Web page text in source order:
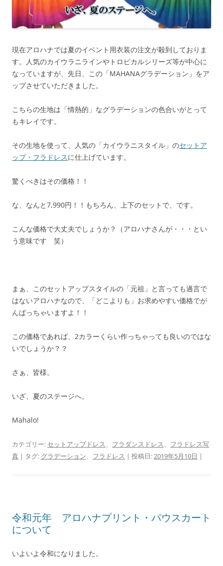
現在アロハナでは夏のイベント用衣装の注文が殺到しておりま
す。人気のカイウラニラインやトロピカルシリーズ等が中心に
なっていますが、先日、この「MAHANAグラデーション」をア
ップさせていただきました。
こちらの生地は「情熱的」なグラデーションの色合いがとって
もキレイです。
その生地を使って、人気の「カイウラニスタイル」のセットア
ップ・フラドレスに仕上げています。
驚くべきはその価格！！
な、なんと7,990円！！もちろん、上下のセットで、です。
こんな価格で大丈夫でしょうか？（アロハナさんが・・・とい
う意味です 笑）
まぁ、このセットアップスタイルの「元祖」と言っても過言で
はないアロハナなので、「どこよりも」お求めやすい価格でが
んばっちゃいますよ！！
この価格であれば、2カラーくらい作っちゃっても良いのではな
いでしょうか？？
さぁ、皆様。
いざ、夏のステージへ。
Mahalo!
カテゴリー: セットアップドレス、 フラダンスドレス、 フラドレス写
真 | タグ: グラデーション、 フラドレス | 投稿日:2019年5月10日 |
令和元年 アロハナプリント・パウスカート
について
いよいよ令和になりました。